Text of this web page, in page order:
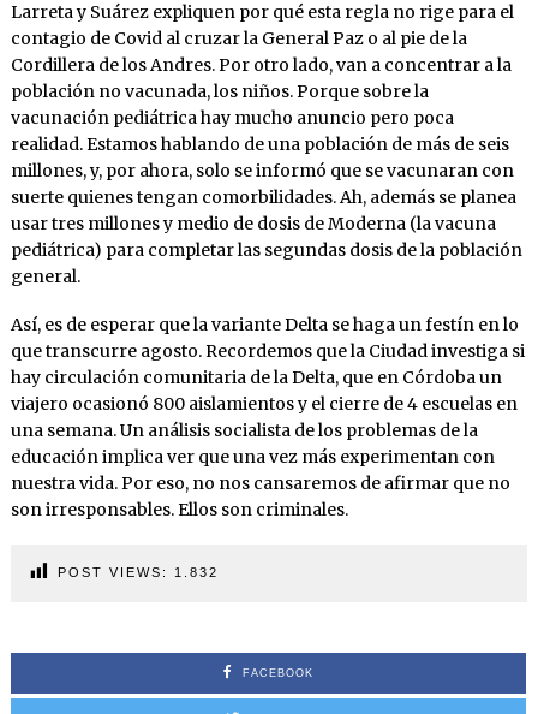
Larreta y Suárez expliquen por qué esta regla no rige para el
contagio de Covid al cruzar la General Paz o al pie de la
Cordillera de los Andres. Por otro lado, van a concentrar a la
población no vacunada, los niños. Porque sobre la
vacunación pediátrica hay mucho anuncio pero poca
realidad. Estamos hablando de una población de más de seis
millones, y, por ahora, solo se informó que se vacunaran con
suerte quienes tengan comorbilidades. Ah, además se planea
usar tres millones y medio de dosis de Moderna (la vacuna
pediátrica) para completar las segundas dosis de la población
general.
Así, es de esperar que la variante Delta se haga un festín en lo
que transcurre agosto. Recordemos que la Ciudad investiga si
hay circulación comunitaria de la Delta, que en Córdoba un
viajero ocasionó 800 aislamientos y el cierre de 4 escuelas en
una semana. Un análisis socialista de los problemas de la
educación implica ver que una vez más experimentan con
nuestra vida. Por eso, no nos cansaremos de afirmar que no
son irresponsables. Ellos son criminales.
POST VIEWS: 1.832
FACEBOOK